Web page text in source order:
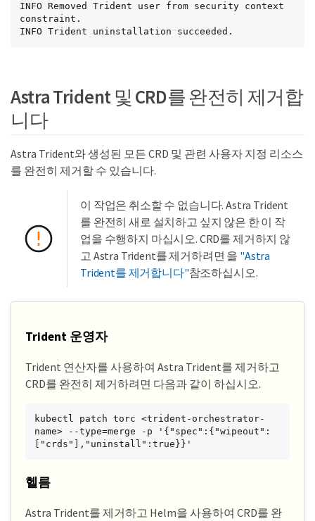
INFO Removed Trident user from security context
constraint.
INFO Trident uninstallation succeeded.
Astra Trident 및 CRD를 완전히 제거합
니다
Astra Trident와 생성된 모든 CRD 및 관련 사용자 지정 리소스
를 완전히 제거할 수 있습니다.
이 작업은 취소할 수 없습니다. Astra Trident
를 완전히 새로 설치하고 싶지 않은 한 이 작
업을 수행하지 마십시오. CRD를 제거하지 않
고 Astra Trident를 제거하려면 을 "Astra
Trident를 제거합니다"참조하십시오.
Trident 운영자
Trident 연산자를 사용하여 Astra Trident를 제거하고
CRD를 완전히 제거하려면 다음과 같이 하십시오.
kubectl patch torc <trident-orchestrator-
name> --type=merge -p '{"spec":{"wipeout":
["crds"],"uninstall":true}}'
헬름
Astra Trident를 제거하고 Helm을 사용하여 CRD를 완